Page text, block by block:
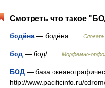
Смотреть что такое
бодёна — бодёна …
бод — бод/ … Морфемно-
БОД — база
http://www.pacificinfo.ru/